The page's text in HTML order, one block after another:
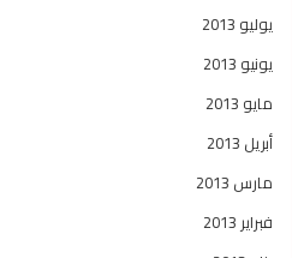
يوليو 2013
يونيو 2013
مايو 2013
أبريل 2013
مارس 2013
فبراير 2013